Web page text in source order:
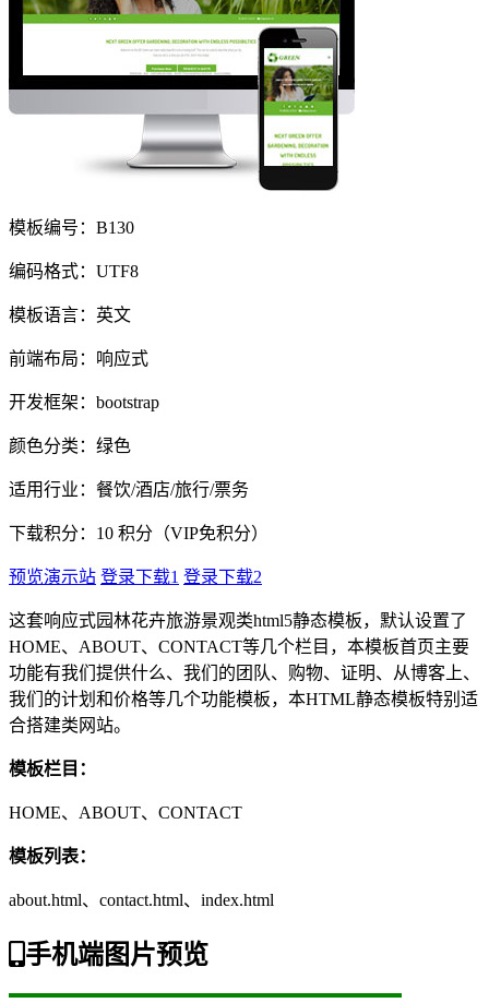
模板编号：B130
编码格式：UTF8
模板语言：英文
前端布局：响应式
开发框架：bootstrap
颜色分类：绿色
适用行业：餐饮/酒店/旅行/票务
下载积分： 10 积分（VIP免积分）
预览演示站 登录下载1 登录下载2
这套响应式园林花卉旅游景观类html5静态模板，默认设置了
HOME、ABOUT、CONTACT等几个栏目，本模板首页主要
功能有我们提供什么、我们的团队、购物、证明、从博客上、
我们的计划和价格等几个功能模板，本HTML静态模板特别适
合搭建类网站。
模板栏目：
HOME、ABOUT、CONTACT
模板列表：
about.html、contact.html、index.html
手机端图片预览